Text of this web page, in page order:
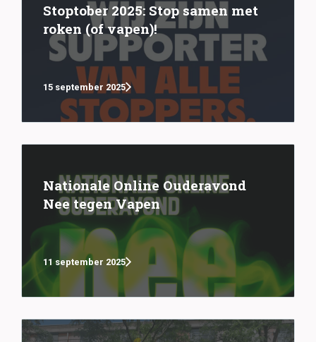
Stoptober 2025: Stop samen met
roken (of vapen)!
15 september 2025
Nationale Online Ouderavond
Nee tegen Vapen
11 september 2025